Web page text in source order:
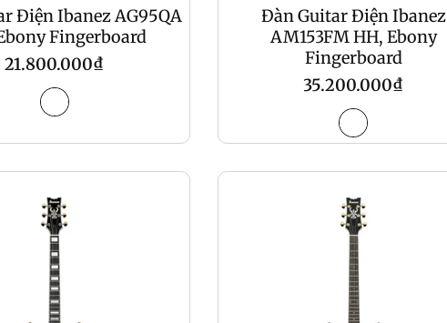
Điện Ibanez AG95QA
Fingerboard
Regular
price
21.800.000₫
Đàn Guitar Điện Ibanez
AM153FM HH, Ebony
Fingerboard
Regular
price
35.200.000₫